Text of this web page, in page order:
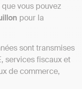
vous pouvez
pour la
sont transmises
services fiscaux et
de commerce,